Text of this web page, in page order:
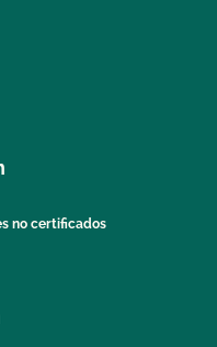
no certificados